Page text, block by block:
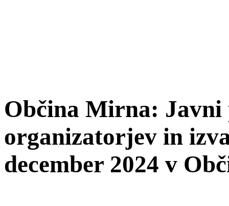
Občina Mirna: Javni
organizatorjev in
december 2024 v